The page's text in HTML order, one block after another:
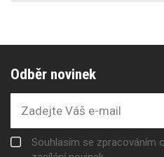
Odběr novinek
Souhlasím se zpracováním